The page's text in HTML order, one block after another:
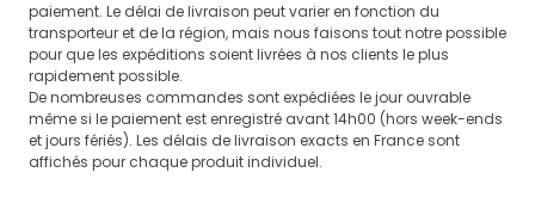
paiement. Le délai de livraison peut varier en fonction du
transporteur et de la région, mais nous faisons tout notre possible
pour que les expéditions soient livrées à nos clients le plus
rapidement possible.
De nombreuses commandes sont expédiées le jour ouvrable
même si le paiement est enregistré avant 14h00 (hors week-ends
et jours fériés). Les délais de livraison exacts en France sont
affichés pour chaque produit individuel.